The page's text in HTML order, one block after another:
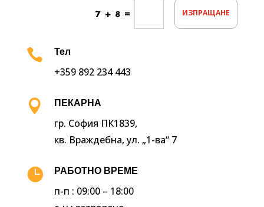
7 + 8 = ИЗПРАЩАНЕ
 Тел
+359 892 234 443
 ПЕКАРНА
гр. София ПК1839,
кв. Враждебна, ул. „1-ва“ 7
 РАБОТНО ВРЕМЕ
п-п : 09:00 – 18:00